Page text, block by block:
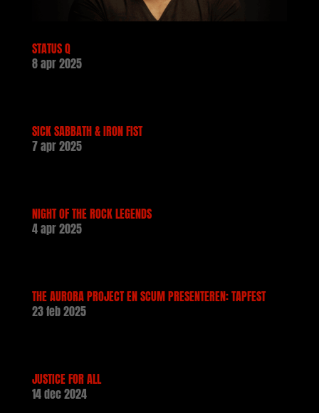
STATUS Q
8 apr 2025
SICK SABBATH & IRON FIST
7 apr 2025
NIGHT OF THE ROCK LEGENDS
4 apr 2025
THE AURORA PROJECT EN SCUM PRESENTEREN: TAPFEST
23 feb 2025
JUSTICE FOR ALL
14 dec 2024